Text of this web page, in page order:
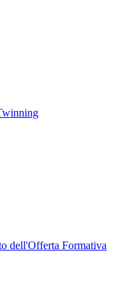
dell'Offerta Formativa